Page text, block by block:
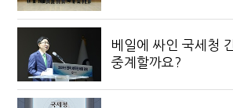
베일에 싸인 국세청
중계할까요?